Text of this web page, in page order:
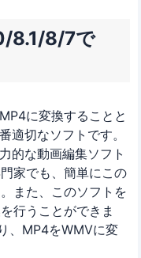
8.1/8/7で
に変換することと
切なソフトです。
的な動画編集ソフト
家でも、簡単にこの
また、このソフトを
行うことができま
、MP4をWMVに変